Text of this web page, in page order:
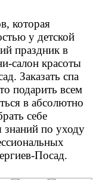
которая
у детской
праздник в
салон красоты
Заказать спа
подарить всем
в абсолютно
себе
знаний по уходу
Посад.